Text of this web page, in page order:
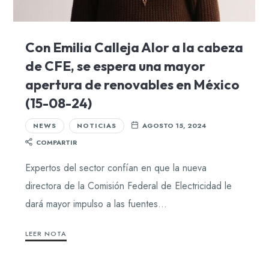
Con Emilia Calleja Alor a la cabeza
de CFE, se espera una mayor
apertura de renovables en México
(15-08-24)
NEWS NOTICIAS
AGOSTO 15, 2024
COMPARTIR
Expertos del sector confían en que la nueva
directora de la Comisión Federal de Electricidad le
dará mayor impulso a las fuentes…
LEER NOTA